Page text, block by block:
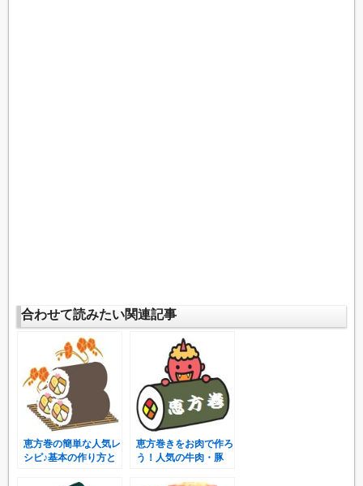
合わせて読みたい関連記事
恵方巻の簡単な人気レ
シピ♪基本の作り方と
恵方巻きをお肉で作ろ
う！人気の牛肉・豚